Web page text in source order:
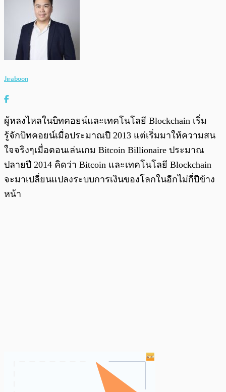
Jiraboon
ผู้หลงไหลในบิทคอยน์และเทคโนโลยี Blockchain เริ่ม
รู้จักบิทคอยน์เมื่อประมาณปี 2013 แต่เริ่มมาให้ความสน
ใจจริงๆเมื่อตอนเล่นเกม Bitcoin Billionaire ประมาณ
ปลายปี 2014 คิดว่า Bitcoin และเทคโนโลยี Blockchain
จะมาเปลี่ยนแปลงระบบการเงินของโลกในอีกไม่กี่ปีข้าง
หน้า